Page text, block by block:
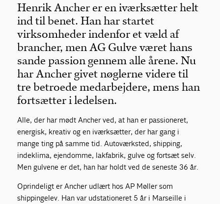
Henrik Ancher er en iværksætter helt
ind til benet. Han har startet
virksomheder indenfor et væld af
brancher, men AG Gulve været hans
sande passion gennem alle årene. Nu
har Ancher givet nøglerne videre til
tre betroede medarbejdere, mens han
fortsætter i ledelsen.
Alle, der har mødt Ancher ved, at han er passioneret,
energisk, kreativ og en iværksætter, der har gang i
mange ting på samme tid. Autoværksted, shipping,
indeklima, ejendomme, lakfabrik, gulve og fortsæt selv.
Men gulvene er det, han har holdt ved de seneste 36 år.
Oprindeligt er Ancher udlært hos AP Møller som
shippingelev. Han var udstationeret 5 år i Marseille i